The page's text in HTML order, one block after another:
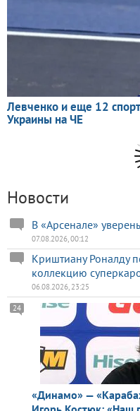
Новости
В «Арсенале»
07.08.2026, 00:12
Криштиану Роналду
коллекцию
06.08.2026, 23:25
«Динамо» —
24